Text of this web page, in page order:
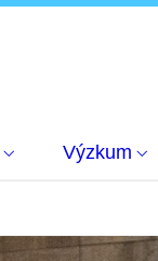
Výzkum